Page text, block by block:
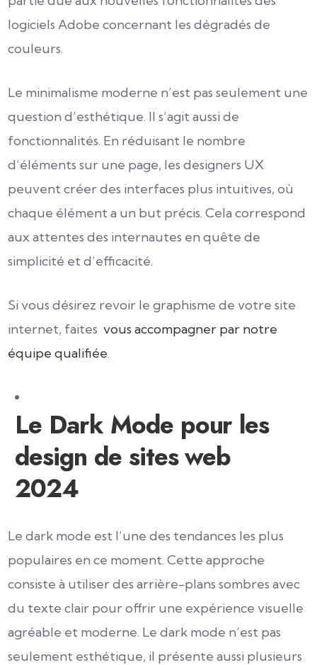
logiciels Adobe concernant les dégradés de
couleurs.
Le minimalisme moderne n’est pas seulement une
question d’esthétique. Il s’agit aussi de
fonctionnalités. En réduisant le nombre
d’éléments sur une page, les designers UX
peuvent créer des interfaces plus intuitives, où
chaque élément a un but précis. Cela correspond
aux attentes des internautes en quête de
simplicité et d’efficacité.
Si vous désirez revoir le graphisme de votre site
internet, faitesvous accompagner par notre
équipe qualifiée.
Le Dark Mode pour les
design de sites web
2024
Le dark mode est l’une des tendances les plus
populaires en ce moment. Cette approche
consiste à utiliser des arrière-plans sombres avec
du texte clair pour offrir une expérience visuelle
agréable et moderne. Le dark mode n’est pas
seulement esthétique, il présente aussi plusieurs